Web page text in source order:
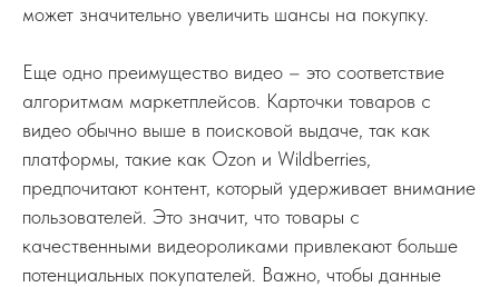
может значительно увеличить шансы на покупку.
Еще одно преимущество видео – это соответствие
алгоритмам маркетплейсов. Карточки товаров с
видео обычно выше в поисковой выдаче, так как
платформы, такие как Ozon и Wildberries,
предпочитают контент, который удерживает внимание
пользователей. Это значит, что товары с
качественными видеороликами привлекают больше
потенциальных покупателей. Важно, чтобы данные